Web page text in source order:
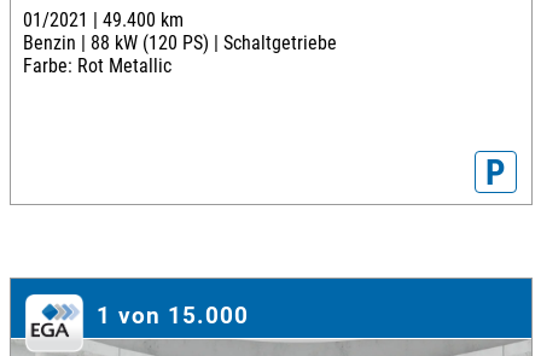
01/2021 | 49.400 km
Benzin | 88 kW (120 PS) | Schaltgetriebe
Farbe: Rot Metallic
P
1 von 15.000